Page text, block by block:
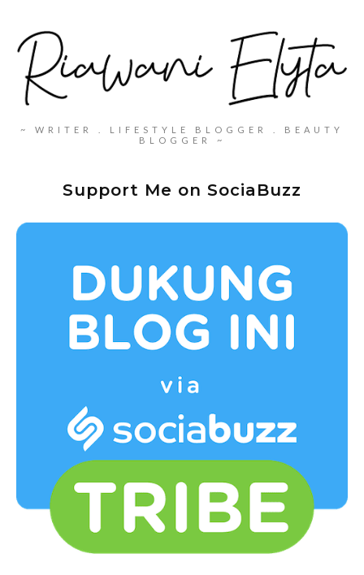
~ WRITER . LIFESTYLE BLOGGER . BEAUTY
BLOGGER ~
Support Me on SociaBuzz